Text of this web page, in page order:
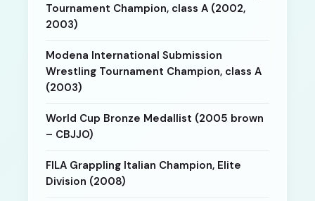
Tournament Champion, class A (2002,
2003)
Modena International Submission
Wrestling Tournament Champion, class A
(2003)
World Cup Bronze Medallist (2005 brown
– CBJJO)
FILA Grappling Italian Champion, Elite
Division (2008)